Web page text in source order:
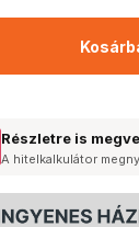
Részletre is
A hitelkalkulátor